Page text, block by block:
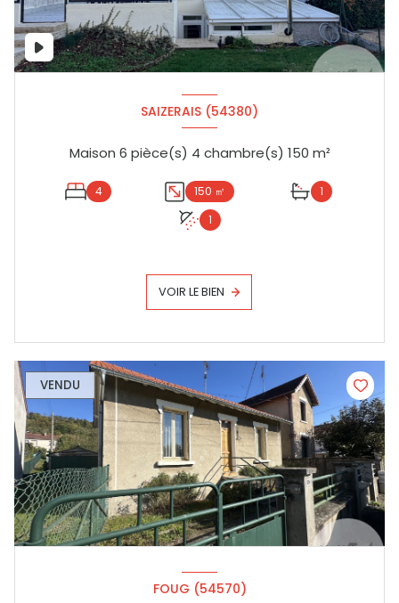
SAIZERAIS (54380)
Maison 6 pièce(s) 4 chambre(s) 150 m²
4 150 ㎡
1
1
VOIR LE BIEN
VENDU
FOUG (54570)